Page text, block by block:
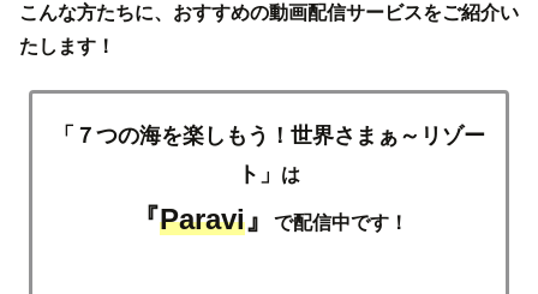
こんな方たちに、おすすめの動画配信サービスをご紹介い
たします！
「７つの海を楽しもう！世界さまぁ～リゾー
ト」
は
『Paravi』 で配信中です！